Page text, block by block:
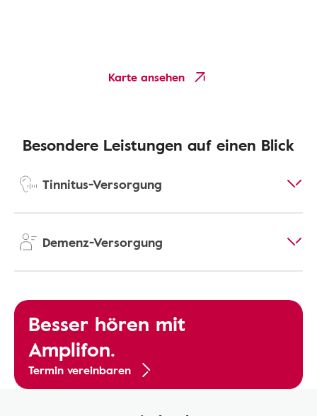
Karte ansehen
Besondere Leistungen auf einen Blick
Tinnitus-Versorgung
Demenz-Versorgung
Besser hören mit
Amplifon.
Termin vereinbaren